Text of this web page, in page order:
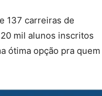
137 carreiras de
mil alunos inscritos
ótima opção pra quem